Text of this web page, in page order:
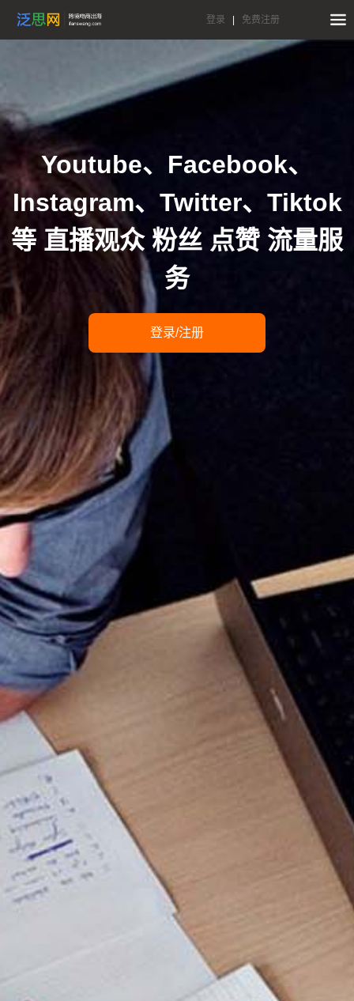
登录 免费注册
Youtube、Facebook、
Instagram、Twitter、Tiktok
等 直播观众 粉丝 点赞 流量服
务
登录/注册